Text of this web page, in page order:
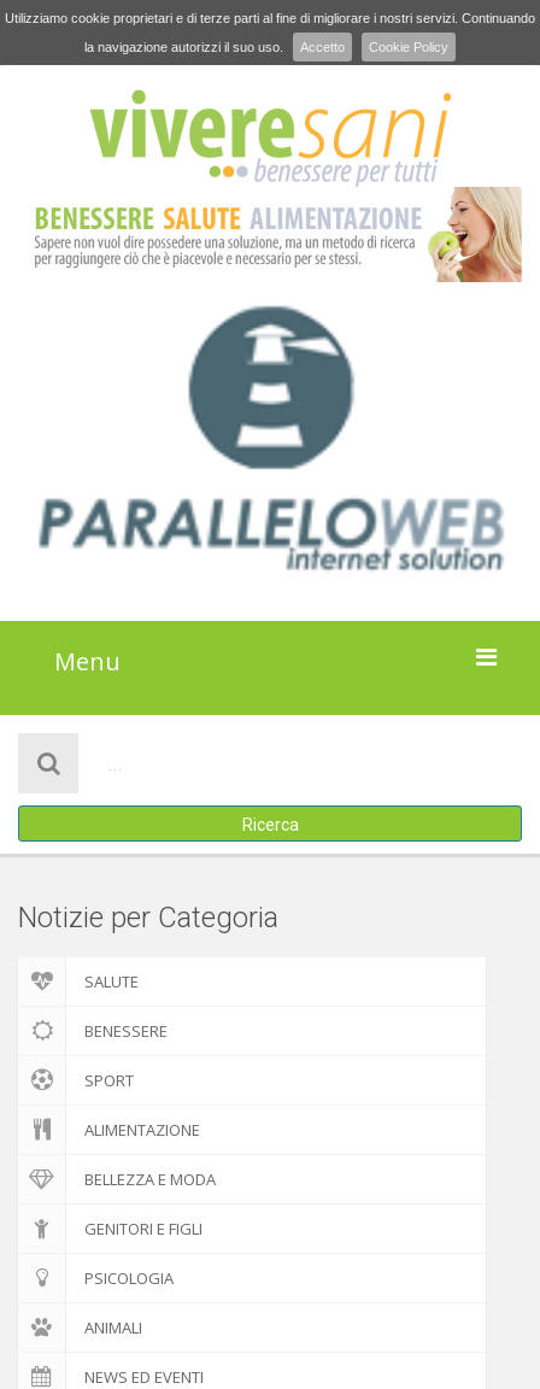
Utilizziamo cookie proprietari e di terze parti al fine di migliorare i nostri servizi. Continuando
la navigazione autorizzi il suo uso.
Accetto Cookie Policy
Menu
ATTIVITÀ
IL PROGETTO
Ricerca
Notizie per Categoria
SALUTE
BENESSERE
SPORT
ALIMENTAZIONE
BELLEZZA E MODA
GENITORI E FIGLI
PSICOLOGIA
ANIMALI
NEWS ED EVENTI